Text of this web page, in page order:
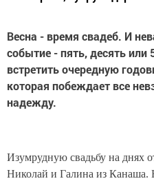
Весна - время свадеб. И
событие - пять, десять или
встретить очередную
которая побеждает все
надежду.
Изумрудную свадьбу на днях
Николай и Галина из Канаша.